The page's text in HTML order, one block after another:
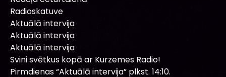
Radioskatuve
Aktuālā intervija
Aktuālā intervija
Aktuālā intervija
Svini svētkus kopā ar Kurzemes Radio!
Pirmdienas “Aktuālā intervija” plkst. 14:10.